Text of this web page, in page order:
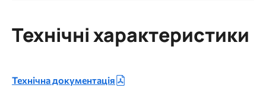
Технічні характеристики
Технічна документація